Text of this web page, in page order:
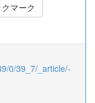
マーク
0/39_7/_article/-